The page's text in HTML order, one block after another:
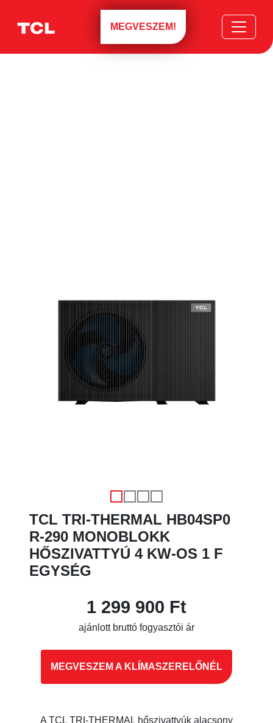
MEGVESZEM!
TCL TRI-THERMAL HB04SP0
R-290 MONOBLOKK
HŐSZIVATTYÚ 4 KW-OS 1 F
EGYSÉG
1 299 900 Ft
ajánlott bruttó fogyasztói ár
MEGVESZEM A KLÍMASZERELŐNÉL
A TCL TRI-THERMAL hőszivattyúk alacsony